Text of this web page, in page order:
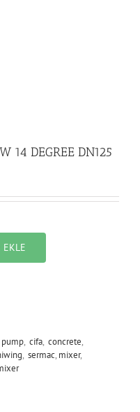
14 DEGREE DN125
EKLE
, cifa, concrete,
, sermac, mixer,